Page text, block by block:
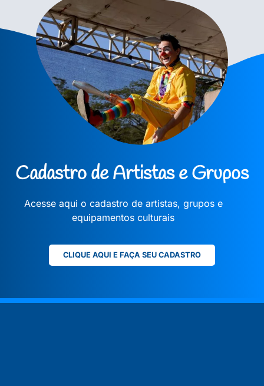
Cadastro de Artistas e Grupos
Acesse aqui o cadastro de artistas, grupos e
equipamentos culturais
CLIQUE AQUI E FAÇA SEU CADASTRO